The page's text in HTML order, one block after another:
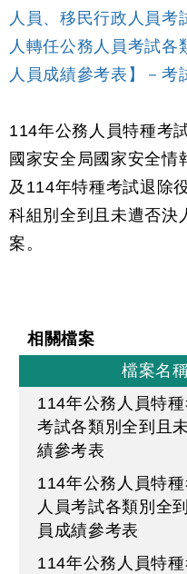
人員、移民行政人員考
人轉任公務人員考試各
人員成績參考表】－考
114年公務人員特種考
國家安全局國家安全情
及114年特種考試退除
科組別全到且未遭否決
案。
相關檔案
檔案名
114年公務人員特
考試各類別全到且
績參考表
114年公務人員特
人員考試各類別全
員成績參考表
114年公務人員特